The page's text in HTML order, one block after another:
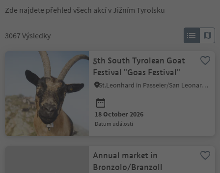
Zde najdete přehled všech akcí v Jižním Tyrolsku
3067 Výsledky
5th South Tyrolean Goat
Festival "Goas Festival"
St.Leonhard in Passeier/San Leonardo in Passiria, Meran/Merano and environs
18 October 2026
datum události
Annual market in
Bronzolo/Branzoll